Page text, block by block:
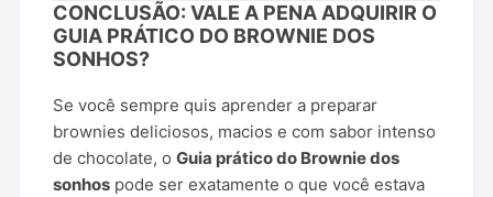
CONCLUSÃO: VALE A PENA ADQUIRIR O
GUIA PRÁTICO DO BROWNIE DOS
SONHOS?
Se você sempre quis aprender a preparar
brownies deliciosos, macios e com sabor intenso
de chocolate, oGuia prático do Brownie dos
sonhos pode ser exatamente o que você estava